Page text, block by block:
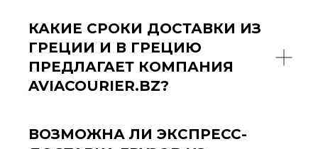
КАКИЕ СРОКИ ДОСТАВКИ ИЗ
ГРЕЦИИ И В ГРЕЦИЮ
ПРЕДЛАГАЕТ КОМПАНИЯ
AVIACOURIER.BZ?
ВОЗМОЖНА ЛИ ЭКСПРЕСС-